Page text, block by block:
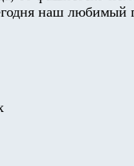
наш любимый